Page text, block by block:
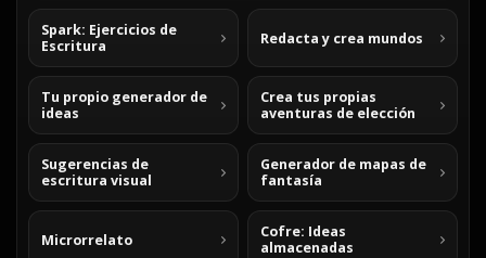
Spark: Ejercicios de
Escritura
Redacta y crea mundos
Tu propio generador de
ideas
Crea tus propias
aventuras de elección
Sugerencias de
escritura visual
Generador de mapas de
fantasía
Microrrelato
Cofre: Ideas
almacenadas